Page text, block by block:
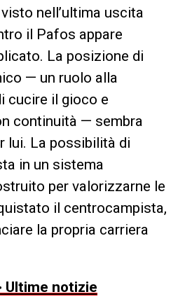
nell’ultima uscita
il Pafos appare
La posizione di
— un ruolo alla
cucire il gioco e
continuità — sembra
lui. La possibilità di
in un sistema
per valorizzarne le
il centrocampista,
la propria carriera
Ultime notizie